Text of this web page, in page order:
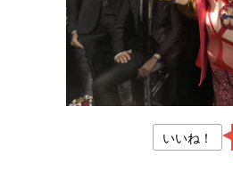
いいね！